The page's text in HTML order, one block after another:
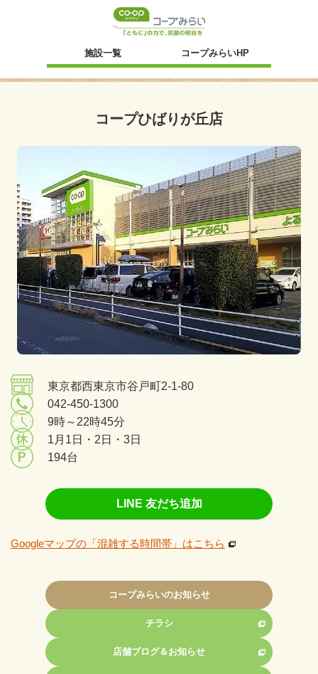
施設一覧 コープみらいHP新規ウィンドウ
コープひばりが丘店
東京都西東京市谷戸町2-1-80
042-450-1300
9時～22時45分
1月1日・2日・3日
194台
LINE 友だち追加
Googleマップの「混雑する時間帯」はこちら
コープみらいのお知らせ
チラシ
店舗ブログ＆お知らせ